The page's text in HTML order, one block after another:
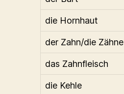
die Hornhaut
der Zahn/die Zähne
das Zahnfleisch
die Kehle